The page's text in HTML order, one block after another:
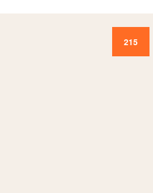
211 210
215